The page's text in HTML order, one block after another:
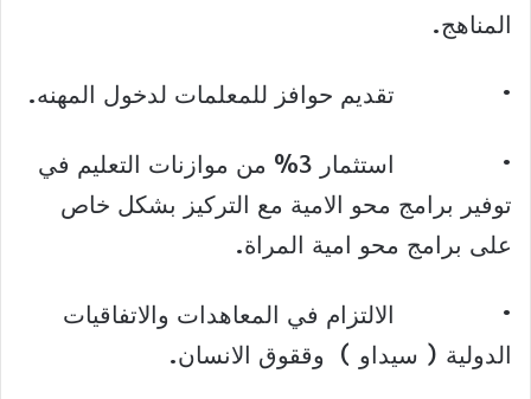
المناهج.
• تقديم حوافز للمعلمات لدخول المهنه.
• استثمار 3% من موازنات التعليم في
توفير برامج محو الامية مع التركيز بشكل خاص
على برامج محو امية المراة.
• الالتزام في المعاهدات والاتفاقيات
الدولية ( سيداو ) وققوق الانسان.